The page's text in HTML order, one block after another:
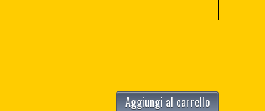
Aggiungi al carrello